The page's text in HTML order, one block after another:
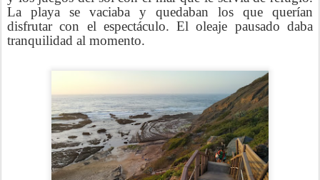
La playa se vaciaba y quedaban los que querían
disfrutar con el espectáculo. El oleaje pausado daba
tranquilidad al momento.